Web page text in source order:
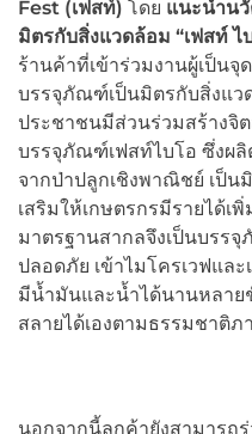
Fest (เฟสท์) โดย แนะนำน
มิตรกับสิ่งแวดล้อม “เฟสท์ ไ
ร้านค้าที่เข้าร่วมงานผู้เป็น
บรรจุภัณฑ์เป็นมิตรกับสิ่งแว
ประชาชนมีส่วนร่วมสร้างจิ
บรรจุภัณฑ์เฟสท์ไบโอ ซึ่งผลิ
จากป่าปลูกเชิงพาณิชย์ เป็น
เสริมให้เกษตรกรมีรายได้เ
มาตรฐานสากลจึงเป็นบรร
ปลอดภัย เข้าไมโครเวฟแล
มีน้ำมันและน้ำได้นานหลาย
สลายได้เองตามธรรมชาติภ
นอกจากนี้ลูกค้ายังสามารถ